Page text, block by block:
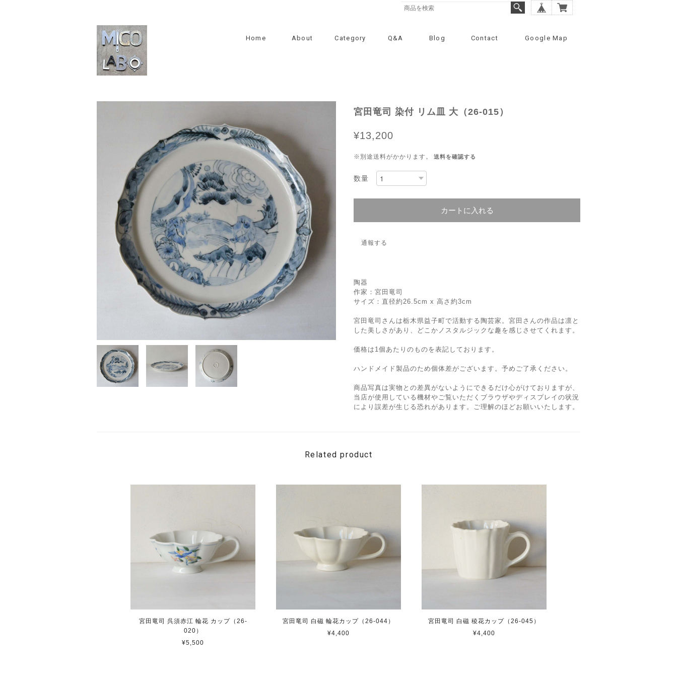
Home About Category Q&A Blog Contact Google Map
宮田竜司 染付 リム皿 大（26-015）
¥13,200
※別途送料がかかります。 送料を確認する
数量
カートに入れる
通報する
陶器
作家：宮田竜司
サイズ：直径約26.5cm x 高さ約3cm
宮田竜司さんは栃木県益子町で活動する陶芸家。宮田さんの作品は凛と
した美しさがあり、どこかノスタルジックな趣を感じさせてくれます。
価格は1個あたりのものを表記しております。
ハンドメイド製品のため個体差がございます。予めご了承ください。
商品写真は実物との差異がないようにできるだけ心がけておりますが、
当店が使用している機材やご覧いただくブラウザやディスプレイの状況
により誤差が生じる恐れがあります。ご理解のほどお願いいたします。
Related product
宮田竜司 呉須赤江 輪花 カップ（26-
020）
¥5,500
宮田竜司 白磁 輪花カップ（26-044）
¥4,400
宮田竜司 白磁 稜花カップ（26-045）
¥4,400